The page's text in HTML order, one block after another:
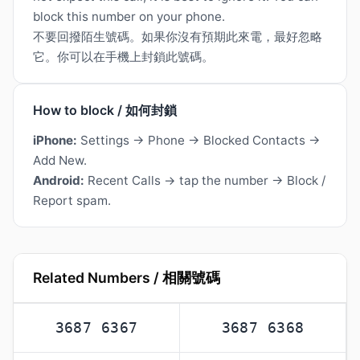
block this number on your phone.
不要回撥陌生號碼。如果你沒有預期此來電，最好忽略
它。你可以在手機上封鎖此號碼。
How to block / 如何封鎖
iPhone: Settings → Phone → Blocked Contacts →
Add New.
Android: Recent Calls → tap the number → Block /
Report spam.
Related Numbers / 相關號碼
3687 6367 3687 6368